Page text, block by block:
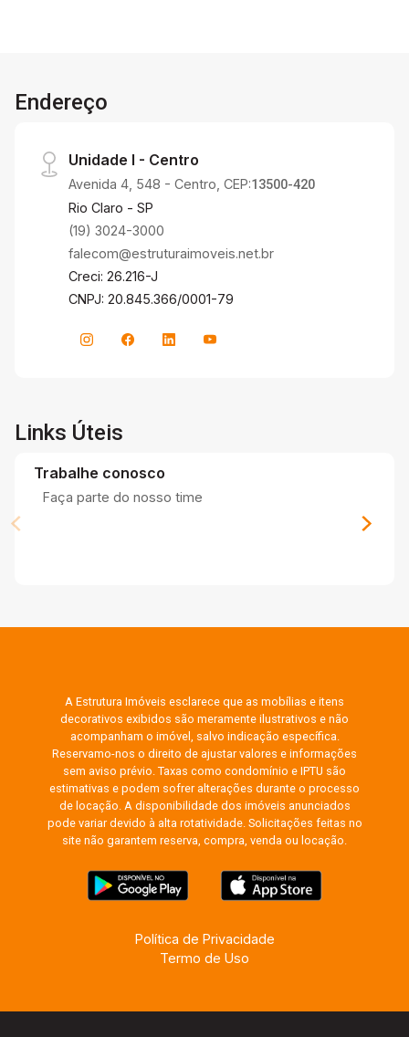
familiares. Um dormitório planejado e um
banheiro social completam o piso térreo. Na
com carpete macio, escritório, sala de TV e 2
suítes com planejados, além de um closet
planejado com cômoda e penteadeira. A
lavanderia, situada aos fundos, possui três
ambientes espaçosos, proporcionando muita
praticidade. Agende sua visita e venha conhecer
essa casa incrível, que oferece todo o conforto
Endereço
Unidade I - Centro
Avenida 4, 548 - Centro, CEP:13500-420
Rio Claro - SP
(19) 3024-3000
falecom@estruturaimoveis.net.br
Creci: 26.216-J
CNPJ: 20.845.366/0001-79
Links Úteis
Trabalhe conosco
Faça parte do nosso time
A Estrutura Imóveis esclarece que as mobílias e itens
decorativos exibidos são meramente ilustrativos e não
acompanham o imóvel, salvo indicação específica.
Reservamo-nos o direito de ajustar valores e informações
sem aviso prévio. Taxas como condomínio e IPTU são
estimativas e podem sofrer alterações durante o processo
de locação. A disponibilidade dos imóveis anunciados
pode variar devido à alta rotatividade. Solicitações feitas no
site não garantem reserva, compra, venda ou locação.
Política de Privacidade
Termo de Uso